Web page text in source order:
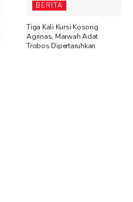
BERITA
Tiga Kali Kursi Kosong
Agrinas, Marwah Adat
Trobos Dipertaruhkan